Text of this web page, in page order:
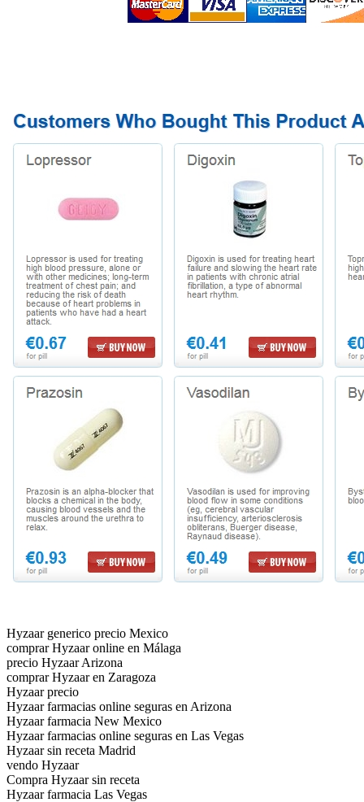
Hyzaar generico precio Mexico
comprar Hyzaar online en Málaga
precio Hyzaar Arizona
comprar Hyzaar en Zaragoza
Hyzaar precio
Hyzaar farmacias online seguras en Arizona
Hyzaar farmacia New Mexico
Hyzaar farmacias online seguras en Las Vegas
Hyzaar sin receta Madrid
vendo Hyzaar
Compra Hyzaar sin receta
Hyzaar farmacia Las Vegas